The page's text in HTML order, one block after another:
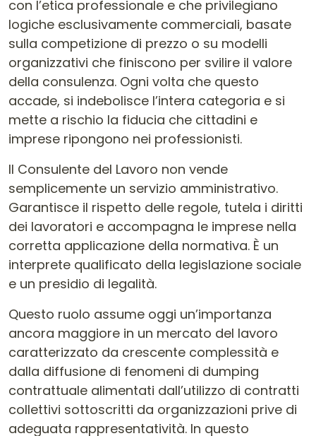
con l’etica professionale e che privilegiano
logiche esclusivamente commerciali, basate
sulla competizione di prezzo o su modelli
organizzativi che finiscono per svilire il valore
della consulenza. Ogni volta che questo
accade, si indebolisce l’intera categoria e si
mette a rischio la fiducia che cittadini e
imprese ripongono nei professionisti.
Il Consulente del Lavoro non vende
semplicemente un servizio amministrativo.
Garantisce il rispetto delle regole, tutela i diritti
dei lavoratori e accompagna le imprese nella
corretta applicazione della normativa. È un
interprete qualificato della legislazione sociale
e un presidio di legalità.
Questo ruolo assume oggi un’importanza
ancora maggiore in un mercato del lavoro
caratterizzato da crescente complessità e
dalla diffusione di fenomeni di dumping
contrattuale alimentati dall’utilizzo di contratti
collettivi sottoscritti da organizzazioni prive di
adeguata rappresentatività. In questo